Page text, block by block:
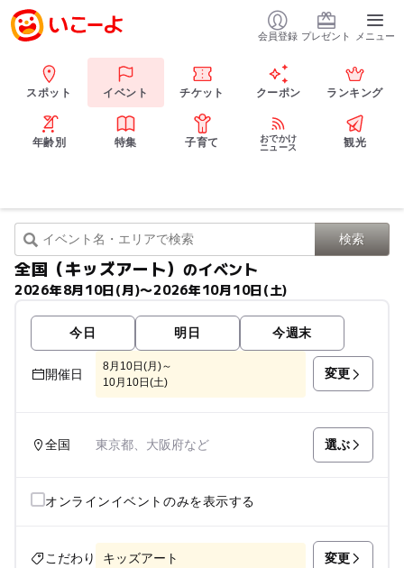
会員登録 プレゼント メニュー
スポット イベント チケット クーポン ランキング
年齢別 特集 子育て
おでかけ
ニュース
観光
全国（キッズアート）のイベント
2026年8月10日(月)〜2026年10月10日(土)
今日 明日 今週末
開催日
8月10日(月)～
10月10日(土)
変更
全国 東京都、大阪府など 選ぶ
オンラインイベントのみを表示する
こだわり キッズアート 変更